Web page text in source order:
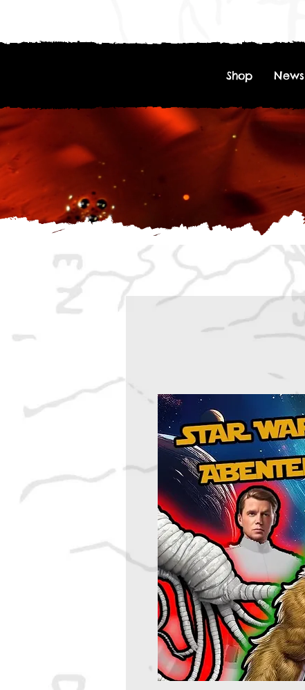
Shop News